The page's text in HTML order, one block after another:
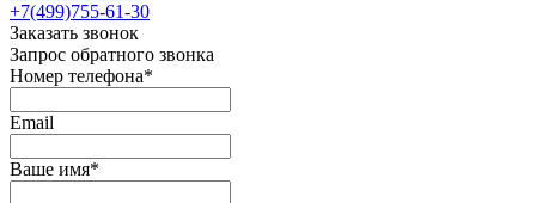
+7(499)755-61-30
Заказать звонок
Запрос обратного звонка
Номер телефона*
Email
Ваше имя*